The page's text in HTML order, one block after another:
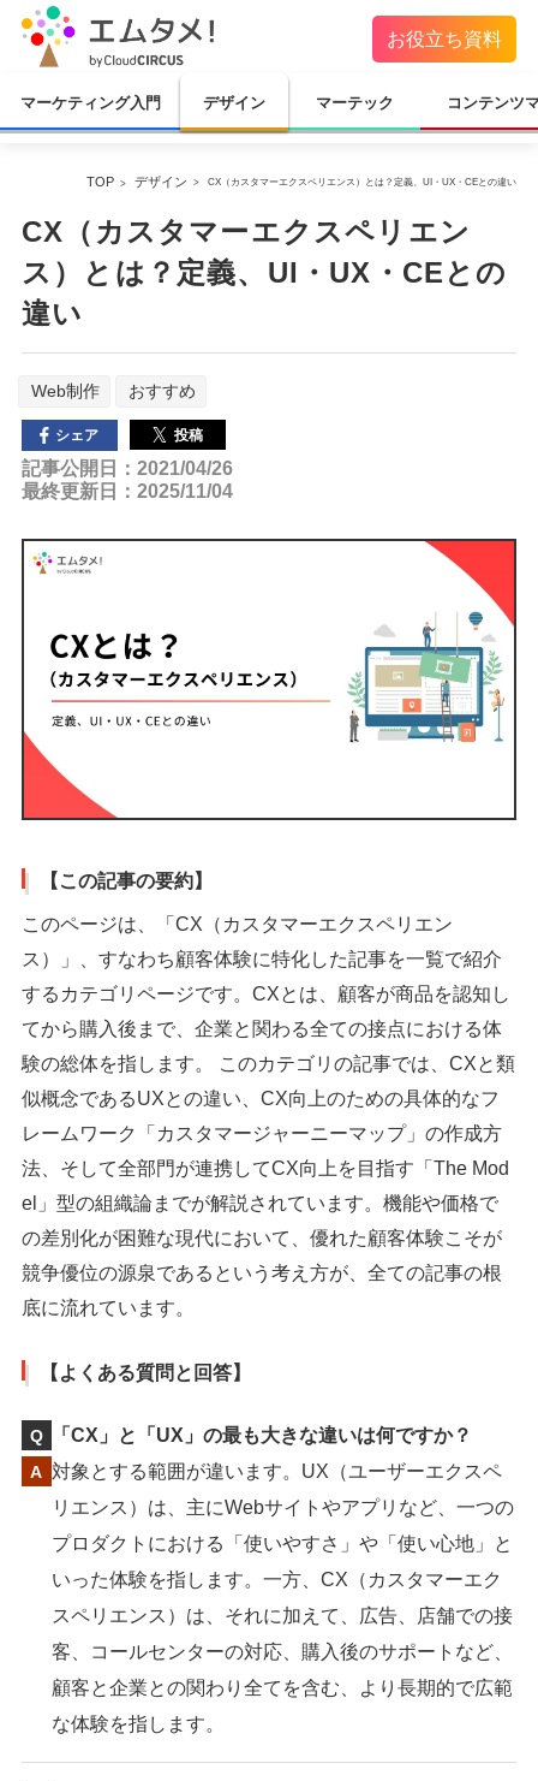
お役立ち資料
マーケティング入門 デザイン マーテック コンテンツ
TOP デザイン CX（カスタマーエクスペリエンス）とは？定義、UI・UX・CEとの違い
CX（カスタマーエクスペリエン
ス）とは？定義、UI・UX・CEとの
違い
Web制作 おすすめ
シェア 投稿
記事公開日：2021/04/26
最終更新日：2025/11/04
【この記事の要約】
このページは、「CX（カスタマーエクスペリエン
ス）」、すなわち顧客体験に特化した記事を一覧で紹介
するカテゴリページです。CXとは、顧客が商品を認知し
てから購入後まで、企業と関わる全ての接点における体
験の総体を指します。 このカテゴリの記事では、CXと類
似概念であるUXとの違い、CX向上のための具体的なフ
レームワーク「カスタマージャーニーマップ」の作成方
法、そして全部門が連携してCX向上を目指す「The Mod
el」型の組織論までが解説されています。機能や価格で
の差別化が困難な現代において、優れた顧客体験こそが
競争優位の源泉であるという考え方が、全ての記事の根
底に流れています。
【よくある質問と回答】
「CX」と「UX」の最も大きな違いは何ですか？
対象とする範囲が違います。UX（ユーザーエクスペ
リエンス）は、主にWebサイトやアプリなど、一つの
プロダクトにおける「使いやすさ」や「使い心地」と
いった体験を指します。一方、CX（カスタマーエク
スペリエンス）は、それに加えて、広告、店舗での接
客、コールセンターの対応、購入後のサポートなど、
顧客と企業との関わり全てを含む、より長期的で広範
な体験を指します。